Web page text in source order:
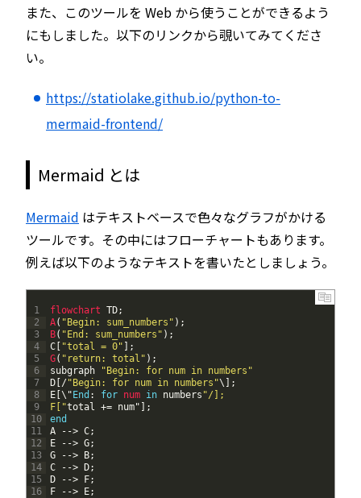
また、このツールを Web から使うことができるよう
にもしました。以下のリンクから覗いてみてくださ
い。
https://statiolake.github.io/python-to-
mermaid-frontend/
Mermaid とは
Mermaid はテキストベースで色々なグラフがかける
ツールです。その中にはフローチャートもあります。
例えば以下のようなテキストを書いたとしましょう。
1
2
3
4
5
6
7
8
9
10
11
12
13
14
15
16
flowchart TD;
A( "Begin: sum_numbers" ) ;
B( "End: sum_numbers" ) ;
C
"total = 0"
;
G( "return: total" ) ;
subgraph
"Begin: for num in numbers"
D /"Begin: for num in numbers"\
;
E \ " End : for num in numbers "/];
F["total += num"
;
end
A
--> C;
E
--> G;
G
--> B;
C
--> D;
D
--> F;
F
--> E;